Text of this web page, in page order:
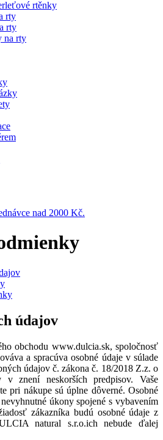
rtěnky
rty
rty
na rty
údajov
obchodu www.dulcia.sk, spoločnosť
a spracúva osobné údaje v súlade
údajov č. zákona č. 18/2018 Z.z. o
v znení neskorších predpisov. Vaše
pri nákupe sú úplne dôverné. Osobné
úkony spojené s vybavením
zákazníka budú osobné údaje z
natural s.r.o.ich nebude ďalej